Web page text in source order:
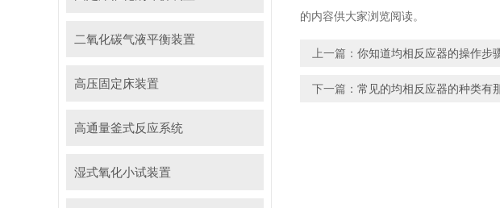
二氧化碳气液平衡装置
高压固定床装置
高通量釜式反应系统
湿式氧化小试装置
的内容供大家浏览阅读。
上一篇： 你知道均相反应器的操作步
下一篇： 常见的均相反应器的种类有